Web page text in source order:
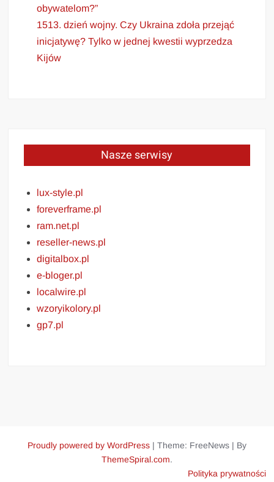
obywatelom?”
1513. dzień wojny. Czy Ukraina zdoła przejąć
inicjatywę? Tylko w jednej kwestii wyprzedza
Kijów
Nasze serwisy
lux-style.pl
foreverframe.pl
ram.net.pl
reseller-news.pl
digitalbox.pl
e-bloger.pl
localwire.pl
wzoryikolory.pl
gp7.pl
Proudly powered by WordPress | Theme: FreeNews | By
ThemeSpiral.com.
Polityka prywatności